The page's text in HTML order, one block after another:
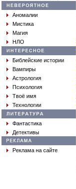
Аномалии
Мистика
Магия
НЛО
Библейские истории
Вампиры
Астрология
Психология
Твоё имя
Технологии
Фантастика
Детективы
Реклама на сайте